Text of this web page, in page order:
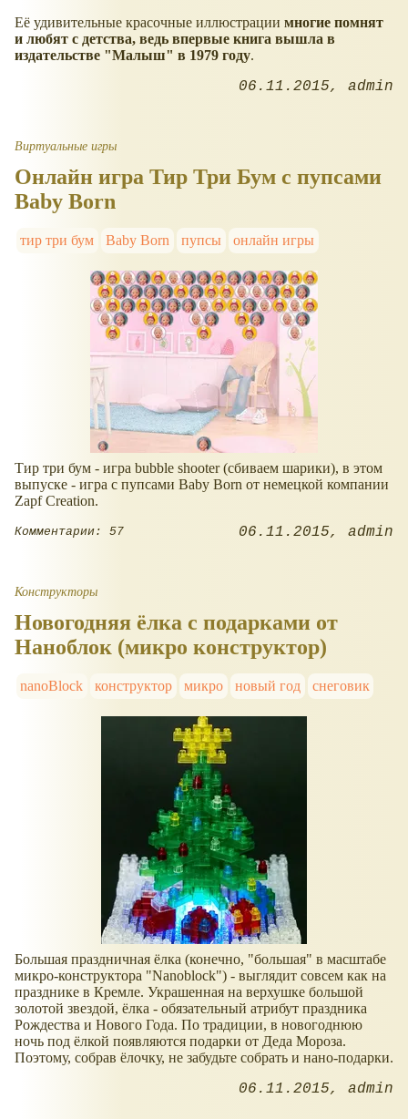
Её удивительные красочные иллюстрации многие помнят
и любят с детства, ведь впервые книга вышла в
издательстве "Малыш" в 1979 году.
06.11.2015 admin
Виртуальные игры
Онлайн игра Тир Три Бум с пупсами
Baby Born
тир три бум Baby Born пупсы онлайн игры
Тир три бум - игра bubble shooter (сбиваем шарики), в этом
выпуске - игра с пупсами Baby Born от немецкой компании
Zapf Creation.
Комментарии: 57 06.11.2015 admin
Конструкторы
Новогодняя ёлка с подарками от
Наноблок (микро конструктор)
nanoBlock конструктор микро новый год снеговик
Большая праздничная ёлка (конечно, "большая" в масштабе
микро-конструктора "Nanoblock") - выглядит совсем как на
празднике в Кремле. Украшенная на верхушке большой
золотой звездой, ёлка - обязательный атрибут праздника
Рождества и Нового Года. По традиции, в новогоднюю
ночь под ёлкой появляются подарки от Деда Мороза.
Поэтому, собрав ёлочку, не забудьте собрать и нано-подарки.
06.11.2015 admin